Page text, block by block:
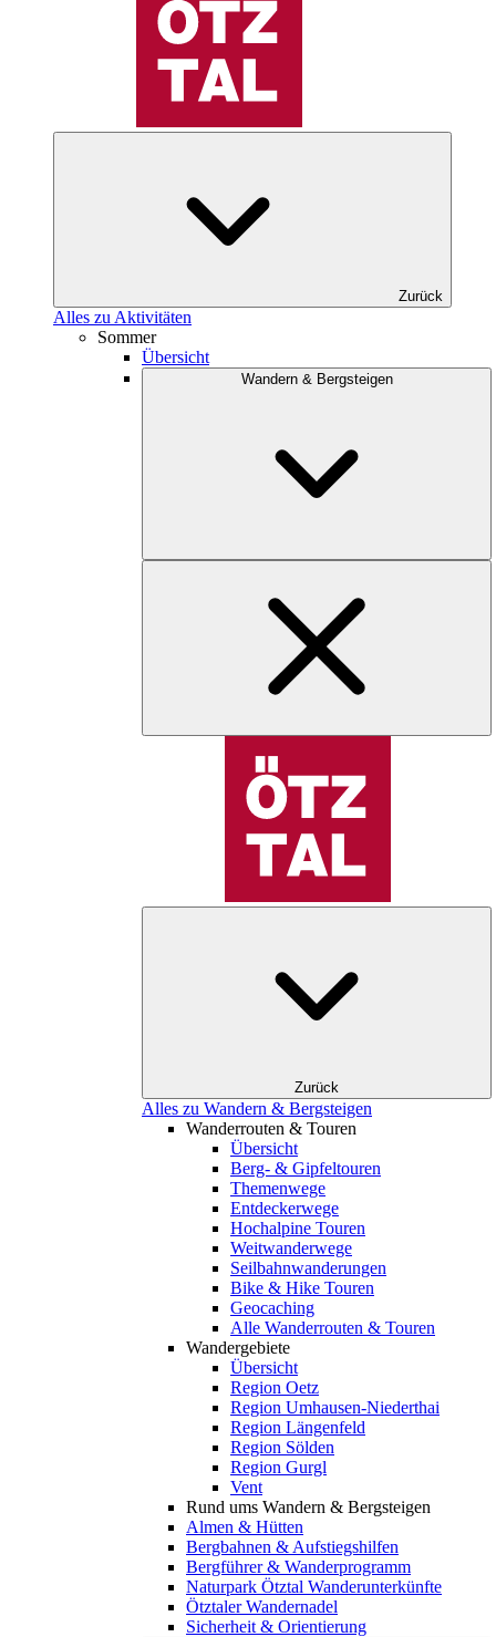
Zurück
Alles zu Aktivitäten
Sommer
Übersicht
Wandern & Bergsteigen
Zurück
Alles zu Wandern & Bergsteigen
Wanderrouten & Touren
Übersicht
Berg- & Gipfeltouren
Themenwege
Entdeckerwege
Hochalpine Touren
Weitwanderwege
Seilbahnwanderungen
Bike & Hike Touren
Geocaching
Alle Wanderrouten & Touren
Wandergebiete
Übersicht
Region Oetz
Region Umhausen-Niederthai
Region Längenfeld
Region Sölden
Region Gurgl
Vent
Rund ums Wandern & Bergsteigen
Almen & Hütten
Bergbahnen & Aufstiegshilfen
Bergführer & Wanderprogramm
Naturpark Ötztal Wanderunterkünfte
Ötztaler Wandernadel
Sicherheit & Orientierung